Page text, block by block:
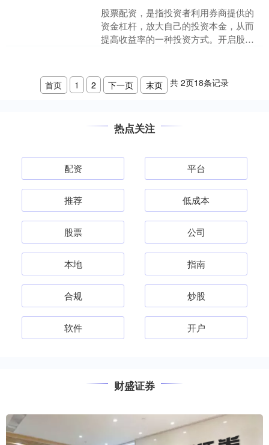
股票配资，是指投资者利用券商提供的
资金杠杆，放大自己的投资本金，从而
提高收益率的一种投资方式。开启股票
首页 1 2 下一页 末页 共 2页18条记录
热点关注
配资 平台
推荐 低成本
股票 公司
本地 指南
合规 炒股
软件 开户
财盛证券